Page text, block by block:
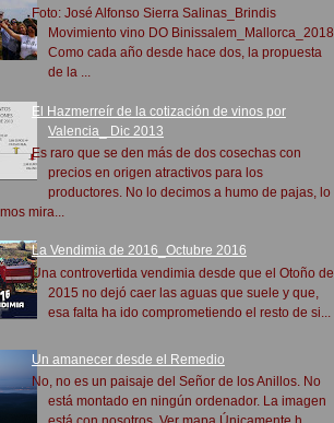
Foto: José Alfonso Sierra Salinas_Brindis
Movimiento vino DO Binissalem_Mallorca_2018
Como cada año desde hace dos, la propuesta
de la ...
El Hazmerreír de la cotización de vinos por
Valencia_ Dic 2013
Es raro que se den más de dos cosechas con
precios en origen atractivos para los
productores. No lo decimos a humo de pajas, lo
mira...
La Vendimia de 2016_Octubre 2016
Una controvertida vendimia desde que el Otoño de
2015 no dejó caer las aguas que suele y que,
esa falta ha ido comprometiendo el resto de si...
Un amanecer desde el Remedio
No, no es un paisaje del Señor de los Anillos. No
está montado en ningún ordenador. La imagen